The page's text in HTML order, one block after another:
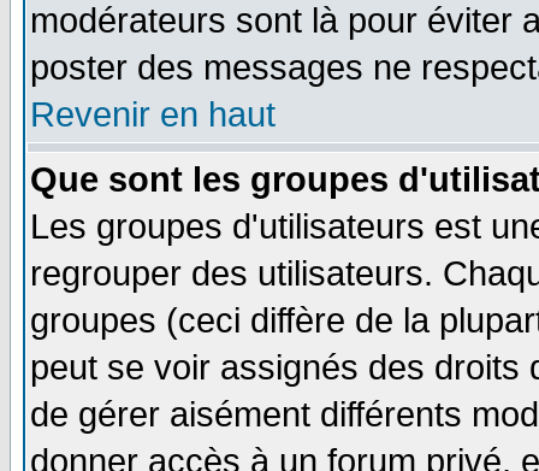
modérateurs sont là pour éviter
poster des messages ne
Revenir en haut
Que sont les groupes
Les groupes d'utilisateurs est
regrouper des utilisateurs.
groupes (ceci diffère de la
peut se voir assignés des
de gérer aisément différents
donner accès à un forum privé,